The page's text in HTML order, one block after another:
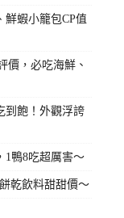
鮮蝦小籠包CP值
價，必吃海鮮、
到飽！外觀浮誇
1鴨8吃超厲害～
乾飲料甜甜價～